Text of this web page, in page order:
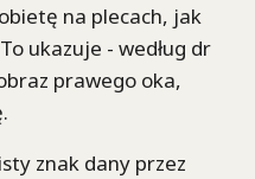
na plecach, jak
ukazuje - według dr
prawego oka,
znak dany przez